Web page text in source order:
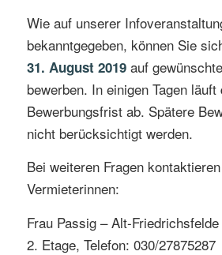
Wie auf unserer
bekanntgegeben, können Sie
31. August 2019auf
bewerben. In einigen Tagen läuft
Bewerbungsfrist ab. Spätere
nicht berücksichtigt werden.
Bei weiteren Fragen
Vermieterinnen:
Frau Passig – Alt-
2. Etage, Telefon: 030/27875287